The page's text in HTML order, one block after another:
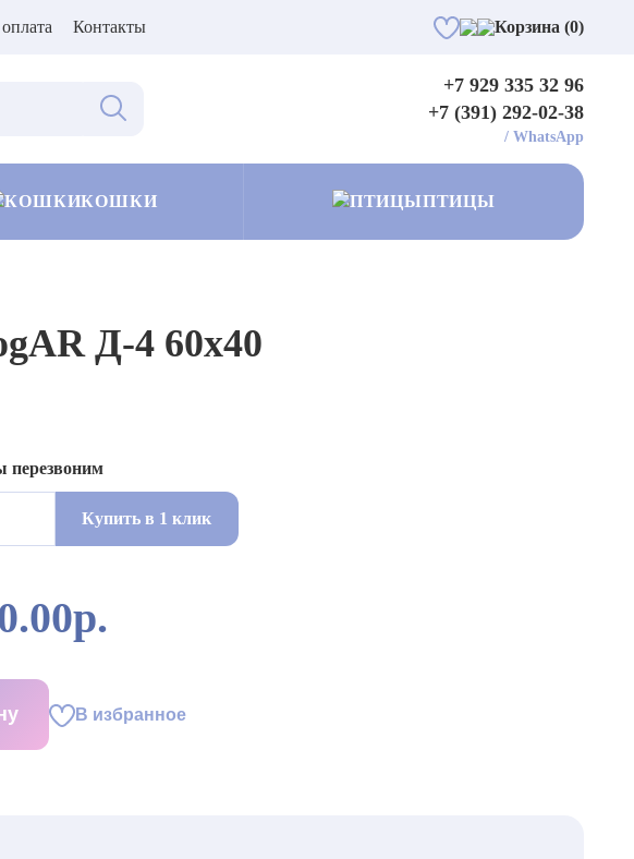
Контакты Корзина (0)
+7 929 335 32 96
+7 (391) 292-02-38
/ WhatsApp
КОШКИ ПТИЦЫ
Д-4 60х40
перезвоним
Купить в 1 клик
В избранное